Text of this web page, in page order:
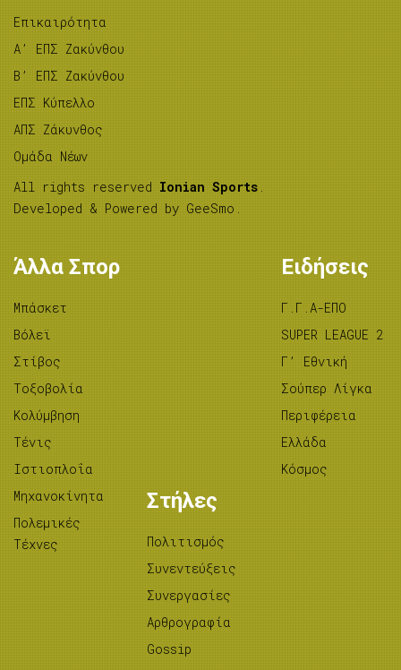
Επικαιρότητα
A’ ΕΠΣ Ζακύνθου
B’ ΕΠΣ Ζακύνθου
ΕΠΣ Κύπελλο
ΑΠΣ Ζάκυνθος
Ομάδα Νέων
All rights reserved Ionian Sports .
Developed & Powered by GeeSmo .
Άλλα Σπορ
Μπάσκετ
Βόλεϊ
Στίβος
Tοξοβολία
Κολύμβηση
Τένις
Ιστιοπλοΐα
Μηχανοκίνητα
Πολεμικές
Τέχνες
Ειδήσεις
Γ.Γ.Α-ΕΠΟ
SUPER LEAGUE 2
Γ’ Εθνική
Σούπερ Λίγκα
Περιφέρεια
Ελλάδα
Κόσμος
Στήλες
Πολιτισμός
Συνεντεύξεις
Συνεργασίες
Αρθρογραφία
Gossip